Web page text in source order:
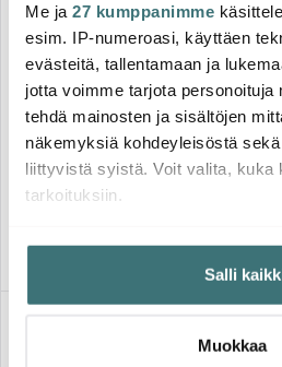
Me ja 27 kumppanimme
esim. IP-numeroasi, käyttäen
evästeitä, tallentamaan ja
jotta voimme tarjota personoituja
tehdä mainosten ja sisältöjen
näkemyksiä kohdeyleisöstä
liittyvistä syistä. Voit valita, kuka
tarkoituksiin.
Jos sallit, haluamme myös
Kerätä tietoja
mahdollisesti muutaman
aktiivisesti (sormenjäljen
Salli
Muokkaa
Sabor
Home Patakinnas 2 kpl
Harmaa/Musta
19.50 € 39.00 €